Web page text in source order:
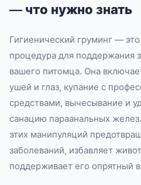
— что нужно знать
Гигиенический груминг —
процедура для поддержания
вашего питомца. Она
ушей и глаз, купание с
средствами, вычесывание и
санацию параанальных
этих манипуляций
заболеваний, избавляет
поддерживает его опрятный